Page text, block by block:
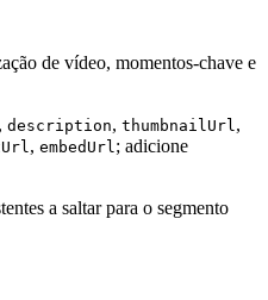
de vídeo, momentos-chave e
, description, thumbnailUrl ,
, embedUrl ; adicione
a saltar para o segmento